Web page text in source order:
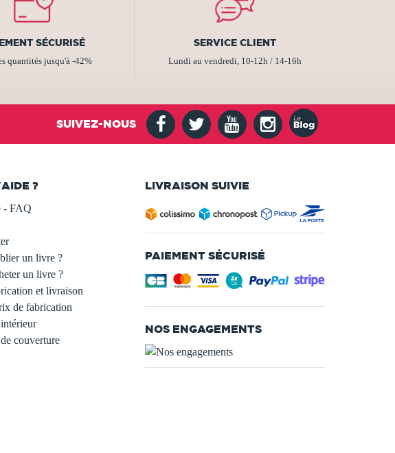
SÉCURISÉ
quantités jusqu'à -42%
SERVICE CLIENT
Lundi au vendredi, 10-12h / 14-16h
SUIVEZ-NOUS
?
- FAQ
un livre ?
un livre ?
et livraison
de fabrication
couverture
LIVRAISON SUIVIE
PAIEMENT SÉCURISÉ
NOS ENGAGEMENTS